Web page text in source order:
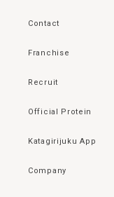
Contact
Franchise
Recruit
Official Protein
Katagirijuku App
Company